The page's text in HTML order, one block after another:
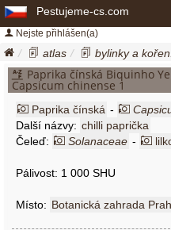
Pestujeme-cs.com
Nejste přihlášen(a)
atlas bylinky a
paprika čínská biquinho
Paprika čínská Biquinho
Capsicum chinense 1
Paprika čínská -
Další názvy: chilli paprička
Čeleď:
Solanaceae -
Pálivost: 1 000 SHU
Místo: Botanická zahrada